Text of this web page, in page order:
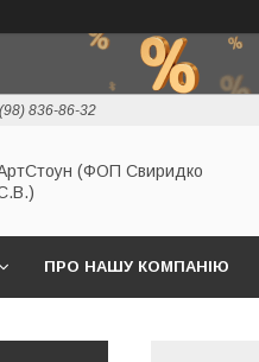
836-86-32
(ФОП Свиридко
ПРО НАШУ КОМПАНІЮ